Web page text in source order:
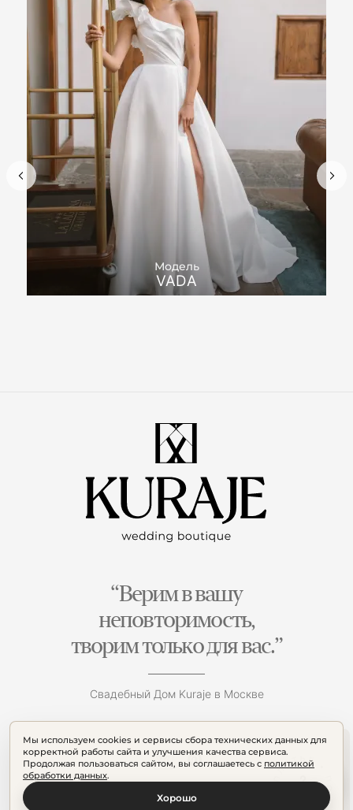
Модель
VADA
Мы используем cookies и сервисы сбора технических данных для
корректной работы сайта и улучшения качества сервиса.
Продолжая пользоваться сайтом, вы соглашаетесь с политикой
обработки данных.
Хорошо
“Верим в вашу
неповторимость,
творим только для вас.”
Свадебный Дом Kuraje в Москве